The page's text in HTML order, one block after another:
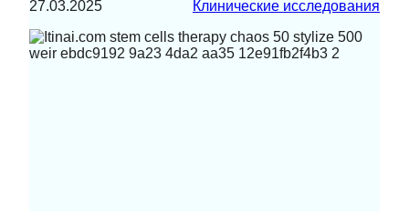
27.03.2025 Клинические исследования